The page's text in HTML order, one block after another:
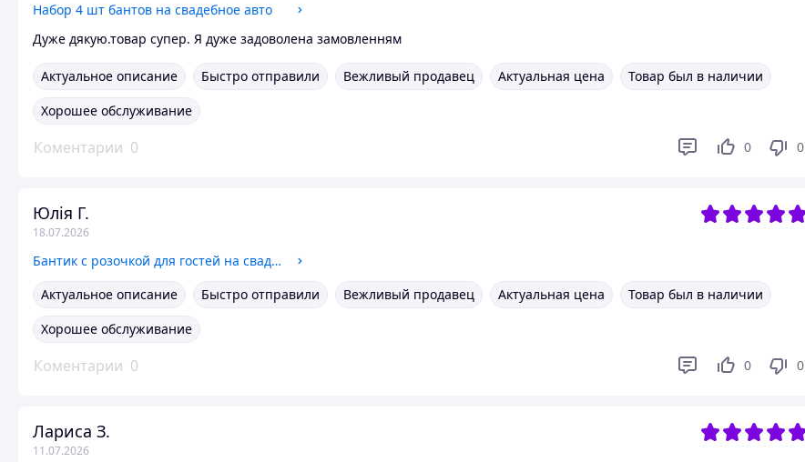
Набор 4 шт бантов на свадебное авто
Дуже дякую.товар супер. Я дуже задоволена замовленням
Актуальное описание Быстро отправили Вежливый продавец Актуальная цена
Товар был в наличии
Хорошее обслуживание
Коментарии 0 0 0
Юлія Г.
18.07.2026
Бантик с розочкой для гостей на свадьбе зеленого цвета
Актуальное описание
Быстро отправили Вежливый продавец Актуальная цена
Товар был в наличии
Хорошее обслуживание
Коментарии 0 0 0
Лариса З.
11.07.2026